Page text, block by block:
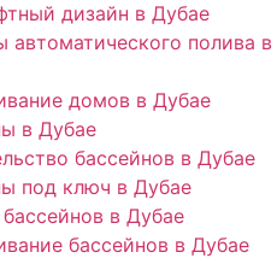
дизайн в Дубае
полива в
домов в Дубае
в Дубае
бассейнов в Дубае
под ключ в Дубае
в Дубае
бассейнов в Дубае